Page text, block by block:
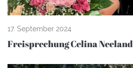
17. September 2024
Freisprechung Celina Neeland